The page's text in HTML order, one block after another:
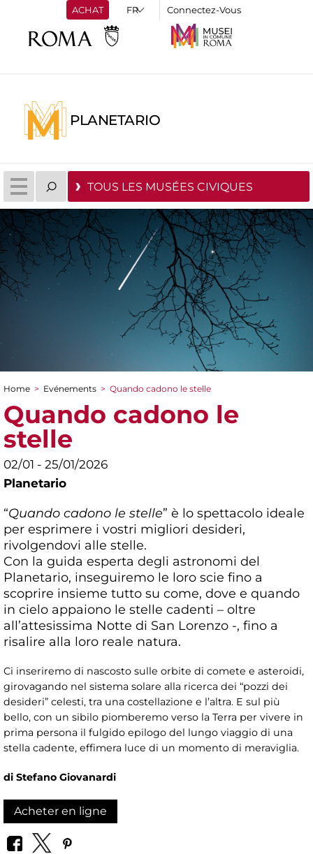
ACHAT Connectez-Vous
PLANETARIO
TOUS LES MUSÉES CIVIQUES
You are here
Home > Evénements > Quando cadono le stelle
Quando cadono le
stelle
02/01 - 25/01/2026
Planetario
“Quando cadono le stelle” è lo spettacolo ideale
per esprimere i vostri migliori desideri,
rivolgendovi alle stelle.
Con la guida esperta degli astronomi del
Planetario, inseguiremo le loro scie fino a
scoprire insieme tutto su come, dove e quando
in cielo appaiono le stelle cadenti – oltre
all’attesissima Notte di San Lorenzo -, fino a
risalire alla loro reale natura.
Ci inseriremo di nascosto sulle orbite di comete e asteroidi,
girovagando nel sistema solare alla ricerca dei “pozzi dei
desideri” celesti, tra una costellazione e l’altra. E sul più
bello, con un sibilo piomberemo verso la Terra per vivere in
prima persona il fulgido epilogo del lungo viaggio di una
stella cadente, effimera luce di un momento di meraviglia.
di Stefano Giovanardi
Acheter en ligne